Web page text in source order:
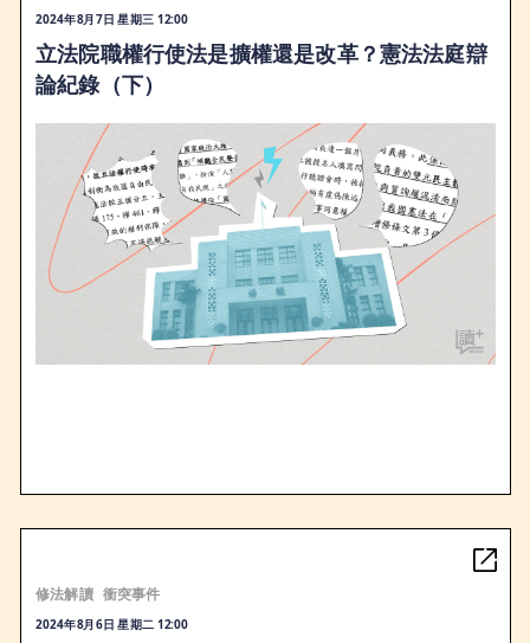
2024年8月7日 星期三 12:00
立法院職權行使法是擴權還是改革？憲法法庭辯
論紀錄（下）
修法解讀 衝突事件
2024年8月6日 星期二 12:00